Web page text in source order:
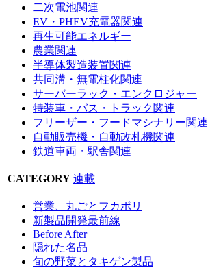
二次電池関連
EV・PHEV充電器関連
再生可能エネルギー
農業関連
半導体製造装置関連
共同溝・無電柱化関連
サーバーラック・エンクロジャー
特装車・バス・トラック関連
フリーザー・フードマシナリー関連
自動販売機・自動改札機関連
鉄道車両・駅舎関連
CATEGORY 連載
営業、丸ごとフカボリ
新製品開発最前線
Before After
隠れた名品
旬の野菜とタキゲン製品